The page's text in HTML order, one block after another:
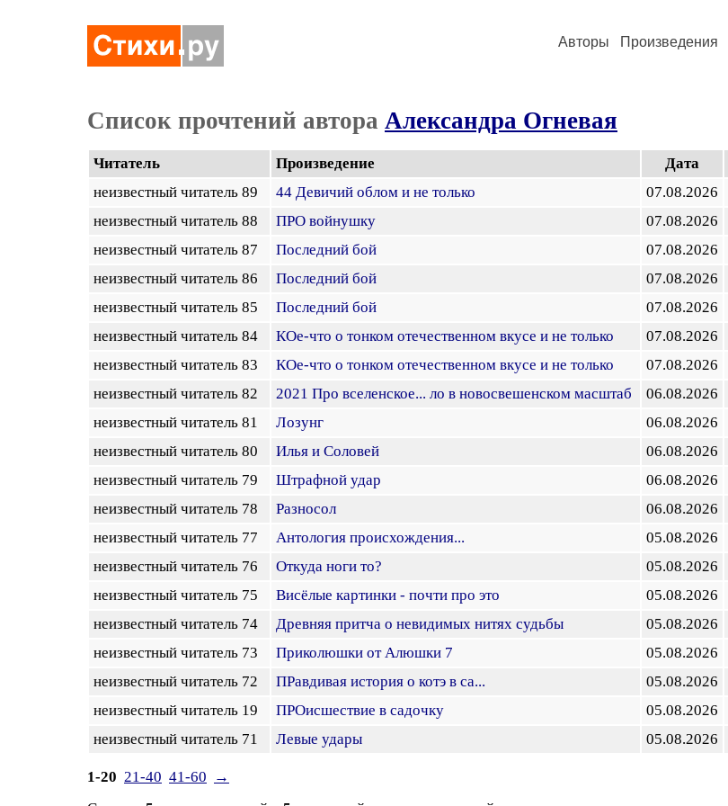
Авторы Произведения
Список прочтений автора Александра Огневая
Читатель Произведение Дата
неизвестный читатель 89
44 Девичий облом и не только 07.08.2026
неизвестный читатель 88
ПРО войнушку 07.08.2026
неизвестный читатель 87
Последний бой 07.08.2026
неизвестный читатель 86
Последний бой 07.08.2026
неизвестный читатель 85
Последний бой 07.08.2026
неизвестный читатель 84
КОе-что о тонком отечественном вкусе и не только 07.08.2026
неизвестный читатель 83
КОе-что о тонком отечественном вкусе и не только 07.08.2026
неизвестный читатель 82
2021 Про вселенское... ло в новосвешенском масштаб 06.08.2026
неизвестный читатель 81
Лозунг 06.08.2026
неизвестный читатель 80
Илья и Cоловей 06.08.2026
неизвестный читатель 79
Штрафной удар 06.08.2026
неизвестный читатель 78
Разносол 06.08.2026
неизвестный читатель 77
Антология происхождения... 05.08.2026
неизвестный читатель 76
Откуда ноги то? 05.08.2026
неизвестный читатель 75
Висёлые картинки - почти про это 05.08.2026
неизвестный читатель 74
Древняя притча о невидимых нитях судьбы 05.08.2026
неизвестный читатель 73
Приколюшки от Алюшки 7 05.08.2026
неизвестный читатель 72
ПРавдивая история о котэ в са... 05.08.2026
неизвестный читатель 19
ПРОисшествие в садочку 05.08.2026
неизвестный читатель 71
Левые удары 05.08.2026
1-20 21-40 41-60
→